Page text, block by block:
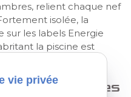
relient chaque nef
isolée, la
les labels Energie
la piscine est
techniques
vie privée